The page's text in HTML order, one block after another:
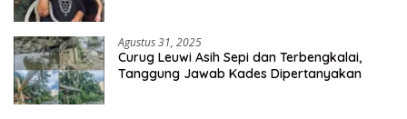
Agustus 31, 2025
Curug Leuwi Asih Sepi dan Terbengkalai,
Tanggung Jawab Kades Dipertanyakan